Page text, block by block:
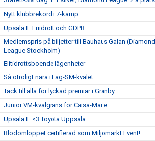
Nytt klubbrekord i 7-kamp
Upsala IF Friidrott och GDPR
Medlemspris på biljetter till Bauhaus Galan (Diamond
League Stockholm)
Elitidrottsboende lägenheter
Så otroligt nära i Lag-SM-kvalet
Tack till alla för lyckad premiär i Gränby
Junior VM-kvalgräns för Caisa-Marie
Upsala IF <3 Toyota Uppsala.
Blodomloppet certifierad som Miljömärkt Event!